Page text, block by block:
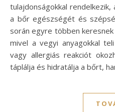
tulajdonságokkal
a bőr egészségét és
során egyre többen
mivel a vegyi anyagokkal
vagy allergiás reakciót
táplálja és hidratálja a bőrt,